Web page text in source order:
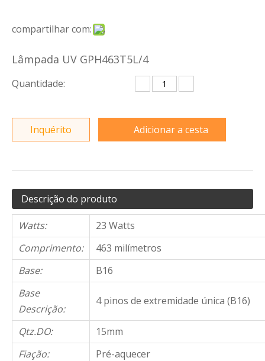
compartilhar com:
Lâmpada UV GPH463T5L/4
Quantidade:
Inquérito Adicionar a cesta
Descrição do produto
Watts:
23 Watts
Comprimento:
463 milímetros
Base:
B16
Base
Descrição:
4 pinos de extremidade única (B16)
Qtz.DO:
15mm
Fiação:
Pré-aquecer